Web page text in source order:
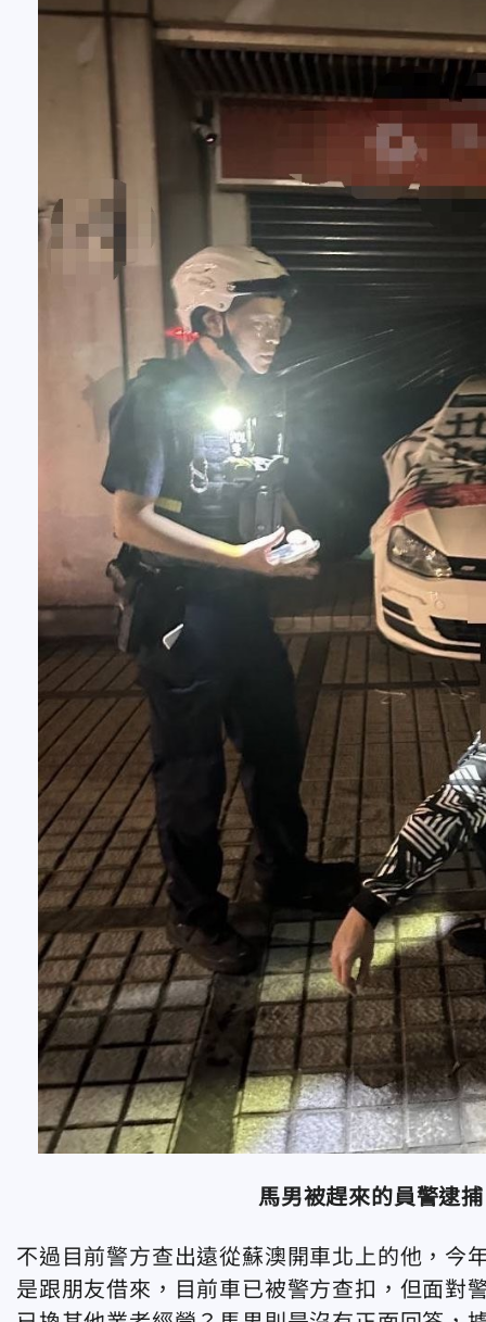
馬男被趕來的員警逮
不過目前警方查出遠從蘇澳開車北上的他，今
是跟朋友借來，目前車已被警方查扣，但面對